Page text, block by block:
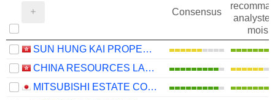
Consensus
mois
SUN HUNG KAI PROPERTIES LIMITED
CHINA RESOURCES LAND LIMITED
MITSUBISHI ESTATE CO., LTD.